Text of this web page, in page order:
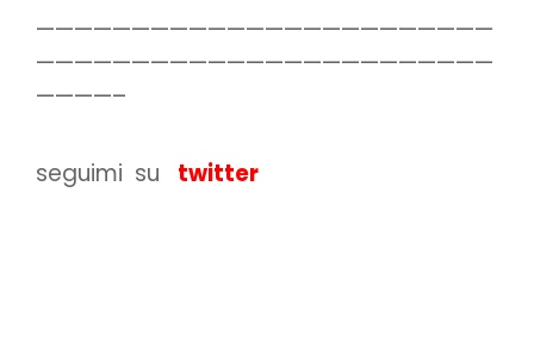
————————————————————————
————————————————————————
————–
seguimi su twitter